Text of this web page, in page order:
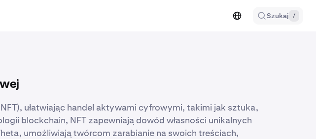
Szukaj /
ułatwiając handel aktywami cyfrowymi, takimi jak sztuka,
blockchain, NFT zapewniają dowód własności unikalnych
umożliwiają twórcom zarabianie na swoich treściach,